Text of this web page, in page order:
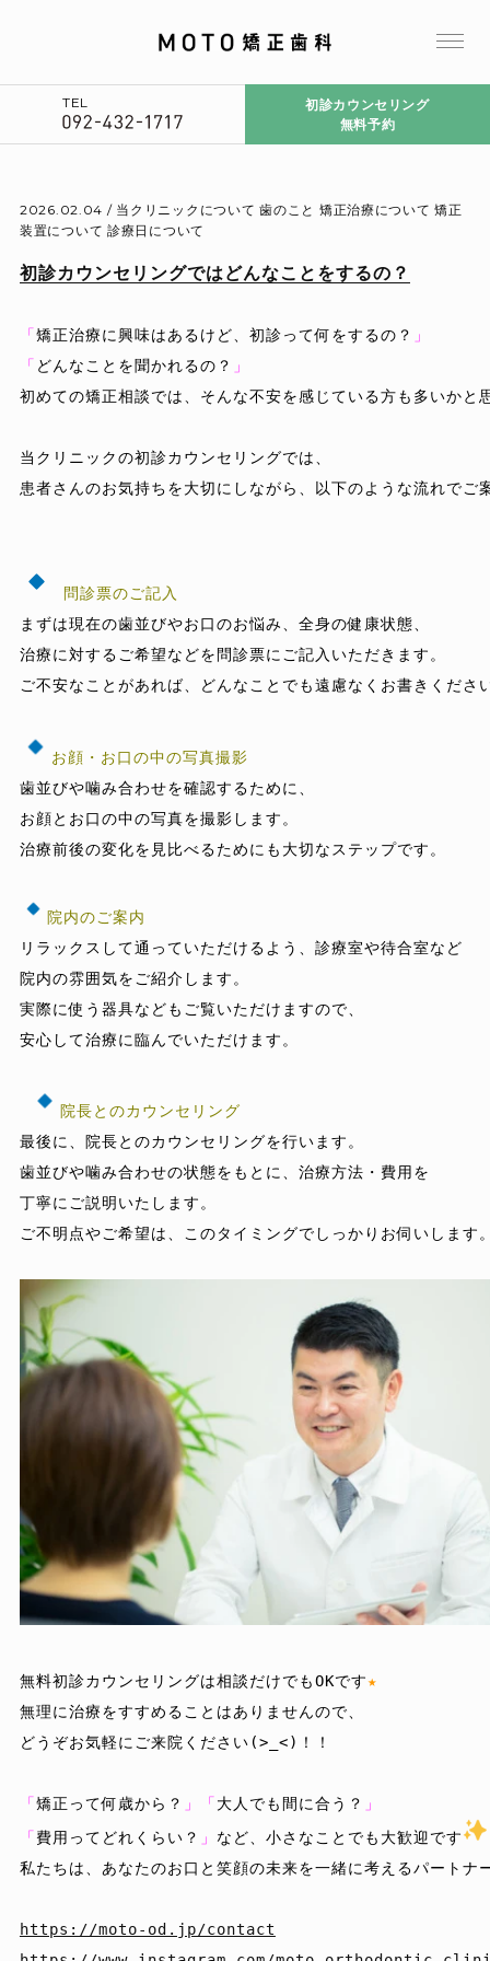
TEL
初診カウンセリング
無料予約
2026.02.04 / 当クリニックについて 歯のこと 矯正治療について 矯正
装置について 診療日について
初診カウンセリングではどんなことをするの？
「矯正治療に興味はあるけど、初診って何をするの？ 」
「 どんなことを聞かれるの？ 」
初めての矯正相談では、そんな不安を感じている方も多いかと
当クリニックの初診カウンセリングでは、
患者さんのお気持ちを大切にしながら、以下のような流れでご
問診票のご記入
まずは現在の歯並びやお口のお悩み、全身の健康状態、
治療に対するご希望などを問診票にご記入いただきます。
ご不安なことがあれば、どんなことでも遠慮なくお書きくださ
お顔・お口の中の写真撮影
歯並びや噛み合わせを確認するために、
お顔とお口の中の写真を撮影します。
治療前後の変化を見比べるためにも大切なステップです。
院内のご案内
リラックスして通っていただけるよう、診療室や待合室など
院内の雰囲気をご紹介します。
実際に使う器具などもご覧いただけますので、
安心して治療に臨んでいただけます。
院長とのカウンセリング
最後に、院長とのカウンセリングを行います。
歯並びや噛み合わせの状態をもとに、治療方法・費用を
丁寧にご説明いたします。
ご不明点やご希望は、このタイミングでしっかりお伺いします
無料初診カウンセリングは相談だけでもOKです★
無理に治療をすすめることはありませんので、
どうぞお気軽にご来院ください(>_<)！！
「矯正って何歳から？ 」「 大人でも間に合う？ 」
「費用ってどれくらい？ 」 など、小さなことでも大歓迎です
私たちは、あなたのお口と笑顔の未来を一緒に考えるパートナ
https://moto-od.jp/contact